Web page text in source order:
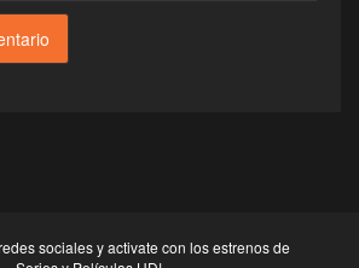
sociales y activate con los estrenos de